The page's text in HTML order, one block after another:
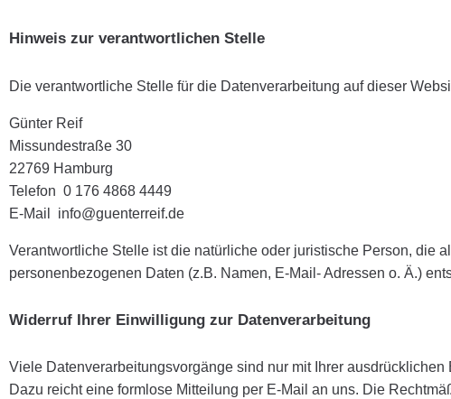
Hinweis zur verantwortlichen Stelle
Die verantwortliche Stelle für die Datenverarbeitung auf dieser
Günter Reif
Missundestraße 30
22769 Hamburg
Telefon 0 176 4868 4449
E-Mail info@guenterreif.de
Verantwortliche Stelle ist die natürliche oder juristische Person, die
personenbezogenen Daten (z.B. Namen, E-Mail- Adressen o. Ä.)
Widerruf Ihrer Einwilligung zur Datenverarbeitung
Viele Datenverarbeitungsvorgänge sind nur mit Ihrer
Dazu reicht eine formlose Mitteilung per E-Mail an uns. Die